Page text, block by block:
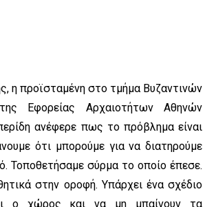
η προϊσταμένη στο τμήμα Βυζαντινών
Εφορείας Αρχαιοτήτων Αθηνών
ανέφερε πως το πρόβλημα είναι
ότι μπορούμε για να διατηρούμε
Τοποθετήσαμε σύρμα το οποίο έπεσε.
στην οροφή. Υπάρχει ένα σχέδιο
ο χώρος και να μη μπαίνουν τα